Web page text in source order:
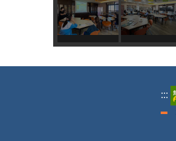
:::